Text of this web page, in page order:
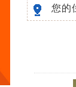
您的